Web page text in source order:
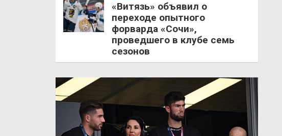
«Витязь» объявил о
переходе опытного
форварда «Сочи»,
проведшего в клубе семь
сезонов